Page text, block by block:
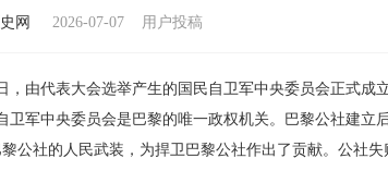
网 2026-07-07 用户投稿
，由代表大会选举产生的国民自卫军中央委员会正式成
军中央委员会是巴黎的唯一政权机关。巴黎公社建立
公社的人民武装，为捍卫巴黎公社作出了贡献。公社失